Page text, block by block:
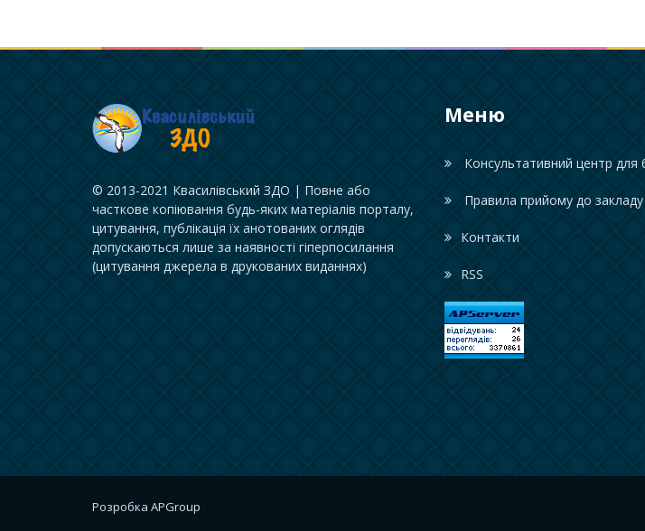
© 2013-2021 Квасилівський ЗДО | Повне або
часткове копіювання будь-яких матеріалів порталу,
цитування, публікація їх анотованих оглядів
допускаються лише за наявності гіперпосилання
(цитування джерела в друкованих виданнях)
Меню
Консультативний центр для
Правила прийому до закладу
Контакти
RSS
Розробка APGroup